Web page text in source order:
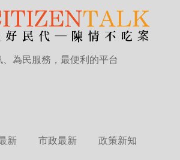
、為民服務，最便利的平台
新 市政最新 政策新知